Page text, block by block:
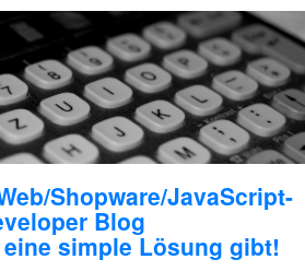
Shopware/JavaScript-
Blog
simple Lösung gibt!